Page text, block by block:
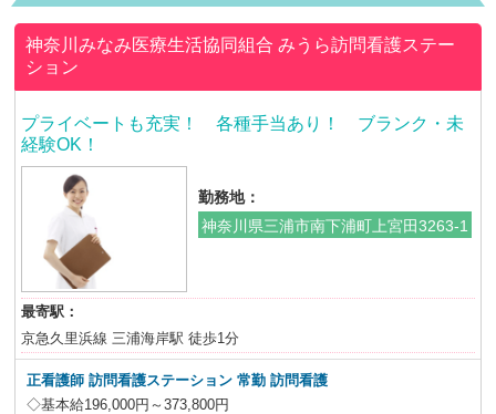
神奈川みなみ医療生活協同組合みうら訪問看護ステー
ション
プライベートも充実！ 各種手当あり！ ブランク・未
経験OK！
勤務地：
神奈川県三浦市南下浦町上宮田3263-1
最寄駅：
京急久里浜線 三浦海岸駅 徒歩1分
正看護師 訪問看護ステーション 常勤 訪問看護
◇基本給196,000円～373,800円